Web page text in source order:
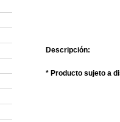
Descripción:
* Producto sujeto a